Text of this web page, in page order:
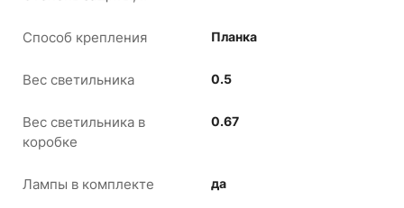
Способ крепления Планка
Вес светильника 0.5
Вес светильника в
коробке
0.67
Лампы в комплекте да